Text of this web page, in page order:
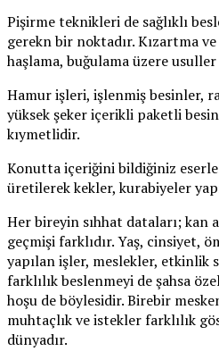
Pişirme teknikleri de sağlıklı
gerekn bir noktadır. Kızartma
haşlama, buğulama üzere
Hamur işleri, işlenmiş besinler,
yüksek şeker içerikli paketli
kıymetlidir.
Konutta içeriğini bildiğiniz
üretilerek kekler, kurabiyeler
Her bireyin sıhhat dataları; kan
geçmişi farklıdır. Yaş, cinsiyet,
yapılan işler, meslekler, etkinlik
farklılık beslenmeyi de şahsa
hoşu de böylesidir. Birebir
muhtaçlık ve istekler farklılık
dünyadır.